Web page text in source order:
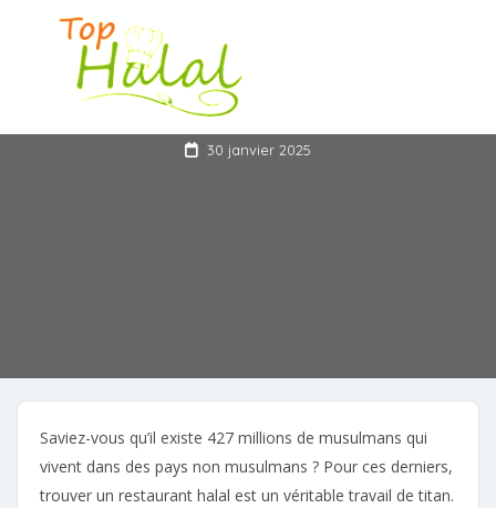
Nouvelle application
pour les restaurants halal
30 janvier 2025
Saviez-vous qu’il existe 427 millions de musulmans qui
vivent dans des pays non musulmans ? Pour ces derniers,
trouver un restaurant halal est un véritable travail de titan.